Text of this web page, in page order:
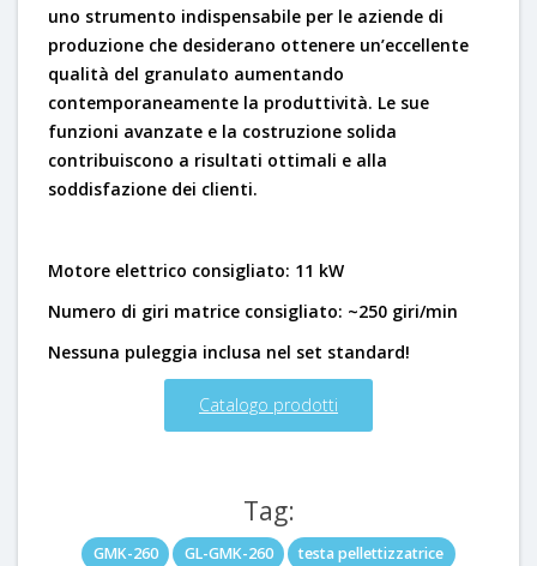
uno strumento indispensabile per le aziende di
produzione che desiderano ottenere un’eccellente
qualità del granulato aumentando
contemporaneamente la produttività. Le sue
funzioni avanzate e la costruzione solida
contribuiscono a risultati ottimali e alla
soddisfazione dei clienti.
Motore elettrico consigliato: 11 kW
Numero di giri matrice consigliato: ~250 giri/min
Nessuna puleggia inclusa nel set standard!
Catalogo prodotti
Tag:
GMK-260 GL-GMK-260
testa pellettizzatrice